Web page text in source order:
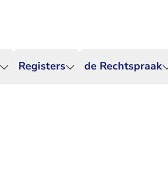
Registers de Rechtspraak